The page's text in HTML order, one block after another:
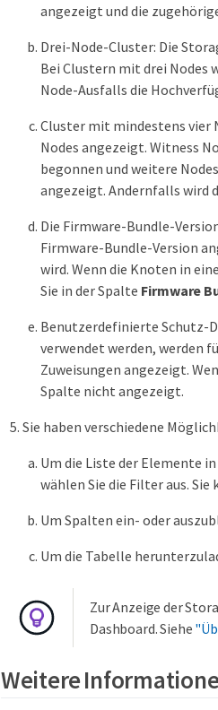
angezeigt und die
Drei-Node-Cluster: Die
Bei Clustern mit drei Nodes
Node-Ausfalls die
Cluster mit mindestens vier
Nodes angezeigt. Witness
begonnen und weitere
angezeigt. Andernfalls wird
Die Firmware-Bundle-
Firmware-Bundle-Version
wird. Wenn die Knoten in
Sie in der Spalte Firmware
Benutzerdefinierte Schutz-
verwendet werden, werden
Zuweisungen angezeigt.
Spalte nicht angezeigt.
Sie haben verschiedene
Um die Liste der Elemente
wählen Sie die Filter aus.
Um Spalten ein- oder
Um die Tabelle
Zur Anzeige der
Dashboard. Siehe
Weitere